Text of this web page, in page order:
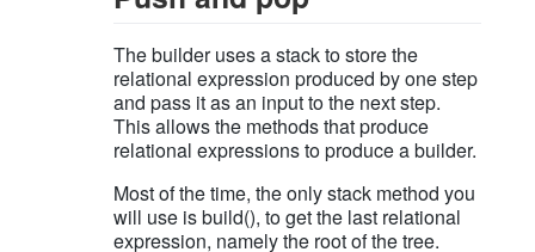
}
The builder uses a stack to store the
relational expression produced by one step
and pass it as an input to the next step.
This allows the methods that produce
relational expressions to produce a builder.
Most of the time, the only stack method you
will use is build(), to get the last relational
expression, namely the root of the tree.